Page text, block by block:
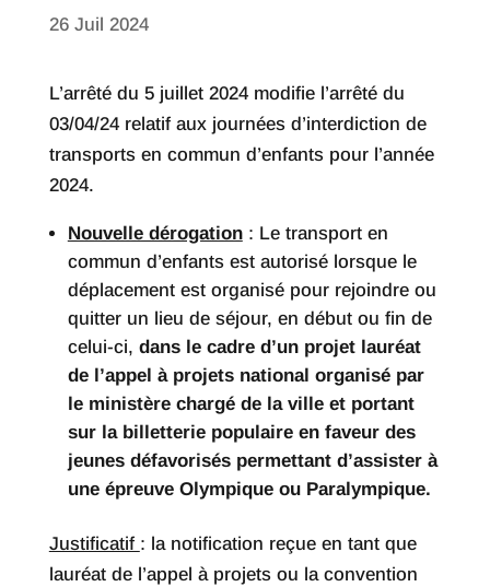
26 Juil 2024
L’arrêté du 5 juillet 2024 modifie l’arrêté du
03/04/24 relatif aux journées d’interdiction de
transports en commun d’enfants pour l’année
2024.
Nouvelle dérogation: Le transport en
commun d’enfants est autorisé lorsque le
déplacement est organisé pour rejoindre ou
quitter un lieu de séjour, en début ou fin de
celui-ci, dans le cadre d’un projet lauréat
de l’appel à projets national organisé par
le ministère chargé de la ville et portant
sur la billetterie populaire en faveur des
jeunes défavorisés permettant d’assister à
une épreuve Olympique ou Paralympique.
Justificatif : la notification reçue en tant que
lauréat de l’appel à projets ou la convention